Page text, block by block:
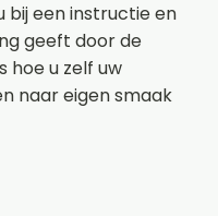
bij een instructie en
geeft door de
hoe u zelf uw
naar eigen smaak